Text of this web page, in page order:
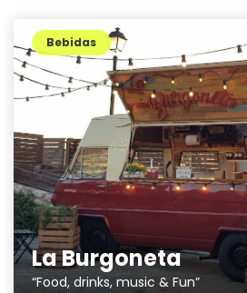
La Burgoneta
“Food, drinks, music & Fun”
Bebidas